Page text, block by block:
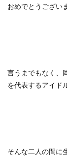
おめでとうござい
言うまでもなく、
を代表するアイド
そんな二人の間に